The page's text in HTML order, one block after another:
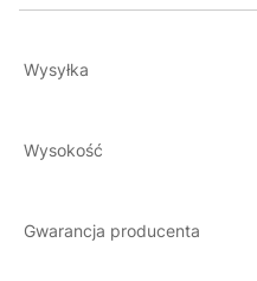
Wysyłka
Wysokość
Gwarancja producenta